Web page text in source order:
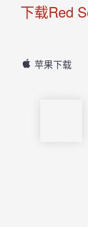
下载Red
苹果下载